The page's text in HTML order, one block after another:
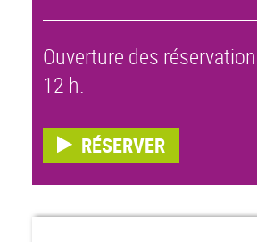
Ouverture des
12 h.
RÉSERVER